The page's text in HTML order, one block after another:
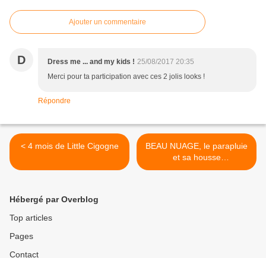
Ajouter un commentaire
D Dress me ... and my kids ! 25/08/2017 20:35
Merci pour ta participation avec ces 2 jolis looks !
Répondre
< 4 mois de Little Cigogne
BEAU NUAGE, le parapluie
et sa housse
révolutionnaire !!!!! >
Hébergé par Overblog
Top articles
Pages
Contact